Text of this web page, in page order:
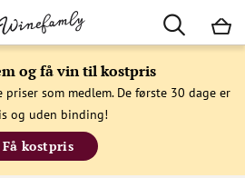
og få vin til kostpris
som medlem. De første 30 dage er
og uden binding!
Få kostpris